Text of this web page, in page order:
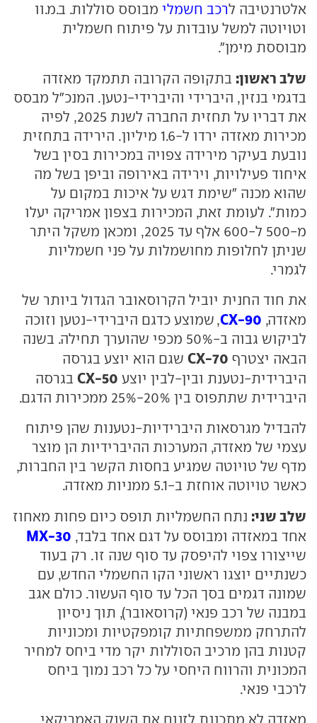
אלטרנטיבה לרכב חשמלי מבוסס סוללות. ב.מ.וו
וטויוטה למשל עובדות על פיתוח חשמלית
מבוססת מימן".
שלב ראשון: בתקופה הקרובה תתמקד מאזדה
בדגמי בנזין, היברידי והיברידי-נטען. המנכ"ל מבסס
את דבריו על תחזית החברה לשנת 2025, לפיה
מכירות מאזדה ירדו ל-1.6 מיליון. הירידה בתחזית
נובעת בעיקר מירידה צפויה במכירות בסין בשל
איחוד פעילויות, וירידה באירופה וביפן בשל מה
שהוא מכנה "שימת דגש על איכות במקום על
כמות". לעומת זאת, המכירות בצפון אמריקה יעלו
מ-500 ל-600 אלף עד 2025, ומכאן משקל היתר
שניתן לחלופות מחושמלות על פני חשמליות
לגמרי.
את חוד החנית יוביל הקרוסאובר הגדול ביותר של
מאזדה, CX-90, שמוצע כדגם היברידי-נטען וזוכה
לביקוש גבוה ב-50% מכפי שהוערך תחילה. בשנה
הבאה יצטרף CX-70 שגם הוא יוצע בגרסה
היברידית-נטענת ובין-לבין יוצע CX-50 בגרסה
היברידית שתתפוס בין 20%-25% ממכירות הדגם.
להבדיל מגרסאות היברידיות-נטענות שהן פיתוח
עצמי של מאזדה, המערכות ההיברידיות הן מוצר
מדף של טויוטה שמגיע בחסות הקשר בין החברות,
כאשר טויוטה אוחזת ב-5.1 ממניות מאזדה.
שלב שני: נתח החשמליות תופס כיום פחות מאחוז
אחד במאזדה ומבוסס על דגם אחד בלבד, MX-30
שייצורו צפוי להיפסק עד סוף שנה זו. רק בעוד
כשנתיים יוצגו ראשוני הקו החשמלי החדש, עם
שמונה דגמים בסך הכל עד סוף העשור. כולם אגב
במבנה של רכב פנאי (קרוסאובר), תוך ניסיון
להתרחק ממשפחתיות קומפקטיות ומכוניות
קטנות בהן מרכיב הסוללות יקר מדי ביחס למחיר
המכונית והרווח היחסי על כל רכב נמוך ביחס
לרכבי פנאי.